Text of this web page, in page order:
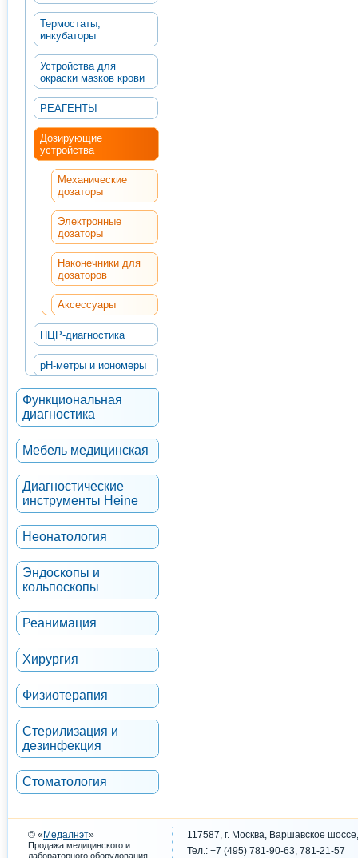
Термостаты,
инкубаторы
Устройства для
окраски мазков крови
РЕАГЕНТЫ
Дозирующие
устройства
Механические
дозаторы
Электронные
дозаторы
Наконечники для
дозаторов
Аксессуары
ПЦР-диагностика
рН-метры и иономеры
Функциональная
диагностика
Мебель медицинская
Диагностические
инструменты Heine
Неонатология
Эндоскопы и
кольпоскопы
Реанимация
Хирургия
Физиотерапия
Стерилизация и
дезинфекция
Стоматология
© « Медалнэт»
Продажа медицинского и
лабораторного оборудования
117587, г. Москва, Варшавское
Тел.: +7 (495) 781-90-63, 781-21-57